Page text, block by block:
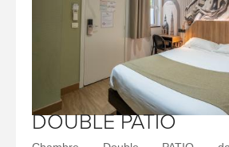
DOUBLE PATIO